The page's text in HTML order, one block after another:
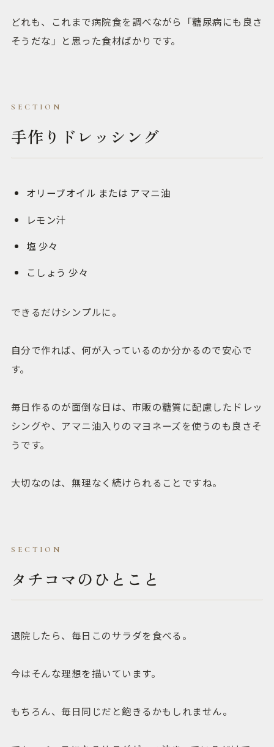
どれも、これまで病院食を調べながら「糖尿病にも良さ
そうだな」と思った食材ばかりです。
手作りドレッシング
オリーブオイル または アマニ油
レモン汁
塩 少々
こしょう 少々
できるだけシンプルに。
自分で作れば、何が入っているのか分かるので安心で
す。
毎日作るのが面倒な日は、市販の糖質に配慮したドレッ
シングや、アマニ油入りのマヨネーズを使うのも良さそ
うです。
大切なのは、無理なく続けられることですね。
タチコマのひとこと
退院したら、毎日このサラダを食べる。
今はそんな理想を描いています。
もちろん、毎日同じだと飽きるかもしれません。